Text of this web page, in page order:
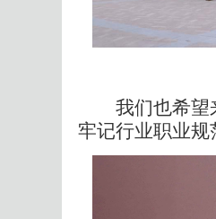
我们也希望
牢记行业职业